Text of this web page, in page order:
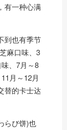
有一种心满
到也有季节
麻口味、3
、7月～8
月～12月
替的卡士达
らび饼)也